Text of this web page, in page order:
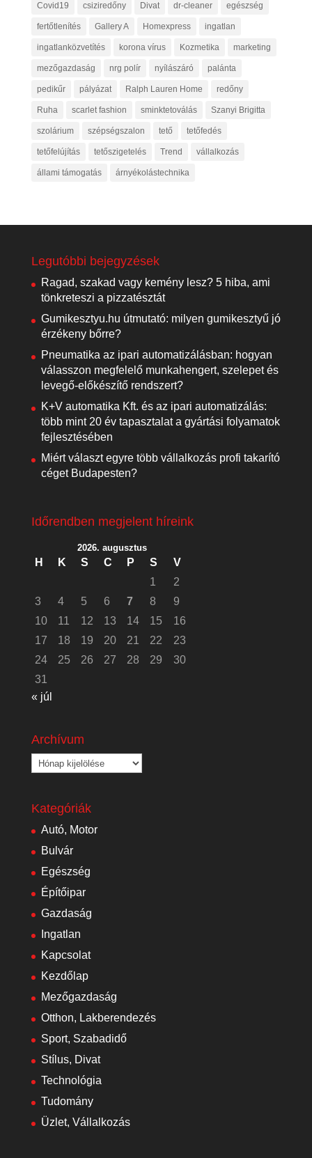
Covid19 csiziredőny Divat dr-cleaner egészség
fertőtlenítés Gallery A Homexpress ingatlan
ingatlanközvetítés korona vírus Kozmetika marketing
mezőgazdaság nrg polír nyílászáró palánta
pedikűr pályázat Ralph Lauren Home redőny
Ruha scarlet fashion sminktetoválás Szanyi Brigitta
szolárium szépségszalon tető tetőfedés
tetőfelújítás tetőszigetelés Trend vállalkozás
állami támogatás árnyékolástechnika
Legutóbbi bejegyzések
Ragad, szakad vagy kemény lesz? 5 hiba, ami
tönkreteszi a pizzatésztát
Gumikesztyu.hu útmutató: milyen gumikesztyű jó
érzékeny bőrre?
Pneumatika az ipari automatizálásban: hogyan
válasszon megfelelő munkahengert, szelepet és
levegő-előkészítő rendszert?
K+V automatika Kft. és az ipari automatizálás:
több mint 20 év tapasztalat a gyártási folyamatok
fejlesztésében
Miért választ egyre több vállalkozás profi takarító
céget Budapesten?
Időrendben megjelent híreink
2026. augusztus
H K S C P S
V
1
2
3
4 5 6 7 8
9
10
11 12 13 14 15
16
17
18 19 20 21 22
23
24
25 26 27 28 29
30
31
« júl
Archívum
Archívum
Kategóriák
Autó, Motor
Bulvár
Egészség
Építőipar
Gazdaság
Ingatlan
Kapcsolat
Kezdőlap
Mezőgazdaság
Otthon, Lakberendezés
Sport, Szabadidő
Stílus, Divat
Technológia
Tudomány
Üzlet, Vállalkozás